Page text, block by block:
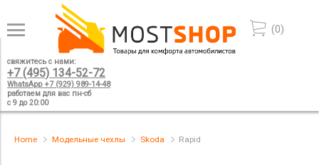
(0)
свяжитесь с нами:
+7 (495) 134-52-72
WhatsApp +7 (929) 989-14-48
работаем для вас пн-сб
с 9 до 20:00
Home Модельные чехлы Skoda Rapid